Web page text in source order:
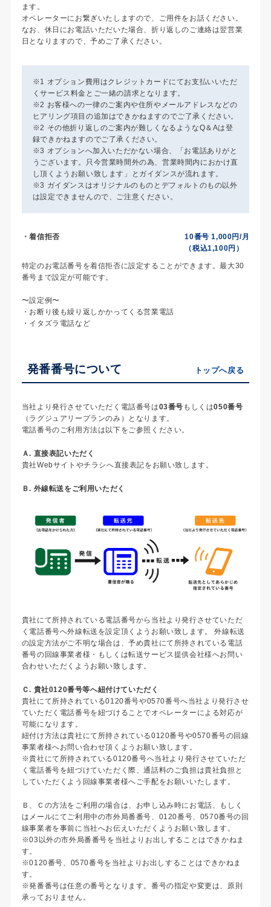
ます。
オペレーターにお繋ぎいたしますので、ご用件をお話ください。
なお、休日にお電話いただいた場合、折り返しのご連絡は翌営業
日となりますので、予めご了承ください。
※1 オプション費用はクレジットカードにてお支払いいただ
くサービス料金とご一緒の請求となります。
※2 お客様への一律のご案内や住所やメールアドレスなどの
ヒアリング項目の追加はできかねますのでご了承ください。
※2 その他折り返しのご案内が難しくなるようなQ＆Aは登
録できかねますのでご了承ください。
※3 オプションへ加入いただかない場合、「お電話ありがと
うございます。只今営業時間外の為、営業時間内におかけ直
し頂くようお願い致します」とガイダンスが流れます。
※3 ガイダンスはオリジナルのものとデフォルトのもの以外
は設定できませんので、ご注意ください。
・着信拒否
10番号 1,000円/月
（税込1,100円）
特定のお電話番号を着信拒否に設定することができます。最大30
番号まで設定が可能です。
〜設定例〜
・お断り後も繰り返しかかってくる営業電話
・イタズラ電話など
発番番号について トップへ戻る
当社より発行させていただく電話番号は03番号 もしくは050番号
（ラグジュアリープランのみ）となります。
電話番号のご利用方法は以下をご参照ください。
Ａ. 直接表記いただく
貴社Webサイトやチラシへ直接表記をお願い致します。
Ｂ. 外線転送をご利用いただく
貴社にて所持されている電話番号から当社より発行させていただ
く電話番号へ外線転送を設定頂くようお願い致します。 外線転送
の設定方法がご不明な場合は、予め貴社にて所持されている電話
番号の回線事業者様・もしくは転送サービス提供会社様へお問い
合わせいただくようお願い致します。
Ｃ. 貴社0120番号等へ紐付けていただく
貴社にて所持されている0120番号や0570番号へ当社より発行させ
ていただく電話番号を紐づけることでオペレーターによる対応が
可能になります。
紐付け方法は貴社にて所持されている0120番号や0570番号の回線
事業者様へお問い合わせ頂くようお願い致します。
※貴社にて所持されている0120番号へ当社より発行させていただ
く電話番号を紐づけていただく際、通話料のご負担は貴社負担と
していただくよう回線事業者様へご手配をお願いいたします。
Ｂ、Ｃの方法をご利用の場合は、お申し込み時にお電話、もしく
はメールにてご利用中の市外局番番号、0120番号、0570番号の回
線事業者を事前に当社へお伝えいただくようお願い致します。
※03以外の市外局番番号を当社よりお出しすることはできかねま
す。
※0120番号、0570番号を当社よりお出しすることはできかねま
す。
※発番番号は任意の番号となります。番号の指定や変更は、原則
承っておりません。